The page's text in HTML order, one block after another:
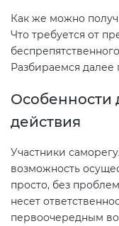
Как же можно
Что требуется от
Разбираемся далее
Особенности
действия
Участники
возможность
просто, без
несет
первоочередным